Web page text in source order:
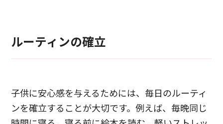
ルーティンの確立
子供に安心感を与えるためには、毎日のルーティ
ンを確立することが大切です。例えば、毎晩同じ